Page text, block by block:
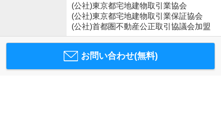
(公社)東京都宅地建物取引業協会
(公社)東京都宅地建物取引業保証協会
(公社)首都圏不動産公正取引協議会加盟
お問い合わせ(無料)